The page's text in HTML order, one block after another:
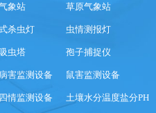
象站 草原气象站
杀虫灯 虫情测报灯
虫塔 孢子捕捉仪
害监测设备 鼠害监测设备
情监测设备 土壤水分温度盐分PH